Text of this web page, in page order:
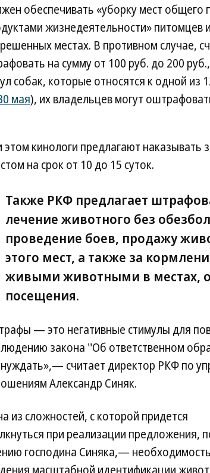
обеспечивать «уборку мест общего
жизнедеятельности» питомцев
местах. В противном случае,
на сумму от 100 руб. до 200
собак, которые относятся к одной из
мая), их владельцев могут
этом кинологи предлагают наказывать
на срок от 10 до 15 суток.
Также РКФ предлагает
лечение животного без
проведение боев, продажу
этого мест, а также за
живыми животными в местах,
посещения.
— это негативные стимулы для
закона ''Об ответственном
считает директор РКФ по
Александр Синяк.
из сложностей, с которой придется
при реализации предложения,
господина Синяка,— необходимость